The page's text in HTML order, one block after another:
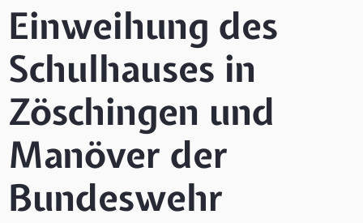
Einweihung des
Schulhauses in
Zöschingen und
Manöver der
Bundeswehr